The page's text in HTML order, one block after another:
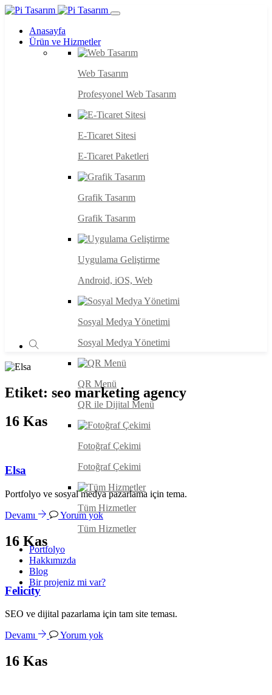
Anasayfa
Ürün ve Hizmetler
Web Tasarım
Profesyonel Web Tasarım
E-Ticaret Sitesi
E-Ticaret Paketleri
Grafik Tasarım
Grafik Tasarım
Uygulama Geliştirme
Android, iOS, Web
Sosyal Medya Yönetimi
Sosyal Medya Yönetimi
QR Menü
QR ile Dijital Menü
Fotoğraf Çekimi
Fotoğraf Çekimi
Tüm Hizmetler
Tüm Hizmetler
Portfolyo
Hakkımızda
Blog
Bir projeniz mi var?
Etiket: seo marketing agency
16 Kas
Elsa
Portfolyo ve sosyal medya pazarlama için tema.
Devamı Yorum yok
16 Kas
Felicity
SEO ve dijital pazarlama için tam site teması.
Devamı Yorum yok
16 Kas